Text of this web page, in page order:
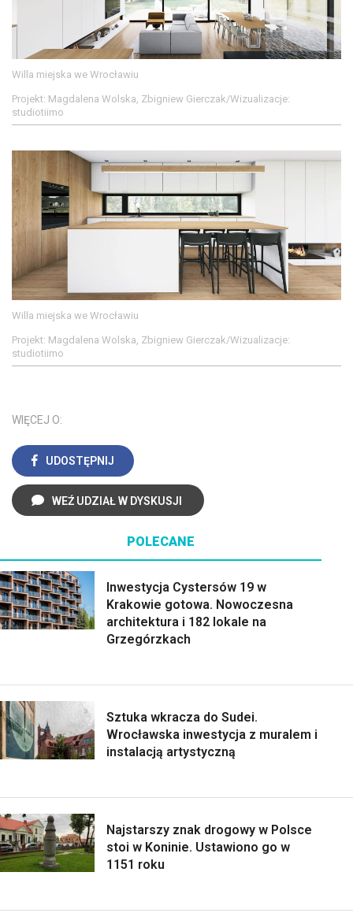
Willa miejska we Wrocławiu
Projekt: Magdalena Wolska, Zbigniew Gierczak/Wizualizacje:
studiotiimo
Willa miejska we Wrocławiu
Projekt: Magdalena Wolska, Zbigniew Gierczak/Wizualizacje:
studiotiimo
WIĘCEJ O:
UDOSTĘPNIJ
WEŹ UDZIAŁ W DYSKUSJI
POLECANE
Inwestycja Cystersów 19 w
Krakowie gotowa. Nowoczesna
architektura i 182 lokale na
Grzegórzkach
Sztuka wkracza do Sudei.
Wrocławska inwestycja z muralem i
instalacją artystyczną
Najstarszy znak drogowy w Polsce
stoi w Koninie. Ustawiono go w
1151 roku